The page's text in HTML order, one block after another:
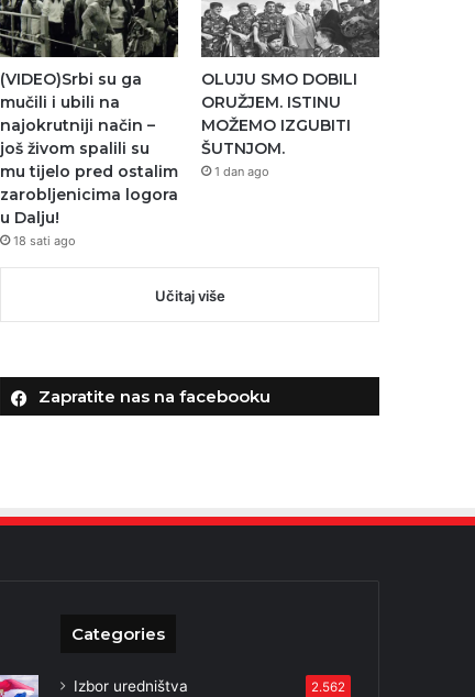
(VIDEO)Srbi su ga
mučili i ubili na
najokrutniji način –
još živom spalili su
mu tijelo pred ostalim
zarobljenicima logora
u Dalju!
18 sati ago
OLUJU SMO DOBILI
ORUŽJEM. ISTINU
MOŽEMO IZGUBITI
ŠUTNJOM.
1 dan ago
Učitaj više
Zapratite nas na facebooku
Categories
Izbor uredništva 2.562